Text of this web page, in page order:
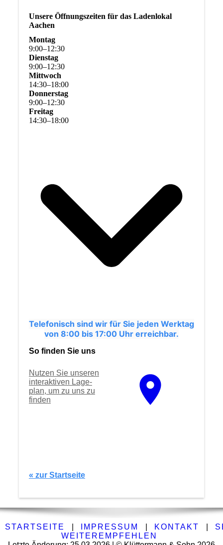
Unsere Öffnungszeiten für das Ladenlokal
Aachen
Montag
9:00–12:30
Dienstag
9:00–12:30
Mittwoch
14:30–18:00
Donnerstag
9:00–12:30
Freitag
14:30–18:00
Telefonisch sind wir für Sie jeden Werktag
von 8:00 bis 17:00 Uhr erreichbar.
So finden Sie uns
Nutzen Sie unseren
interaktiven La­ge­
plan, um zu uns zu
finden
« zur Startseite
STARTSEITE IMPRESSUM KONTAKT
WEITEREMPFEHLEN